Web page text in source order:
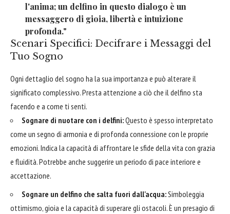
l'anima; un delfino in questo dialogo è un
messaggero di gioia, libertà e intuizione
profonda."
Scenari Specifici: Decifrare i Messaggi del
Tuo Sogno
Ogni dettaglio del sogno ha la sua importanza e può alterare il
significato complessivo. Presta attenzione a ciò che il delfino sta
facendo e a come ti senti.
Sognare di nuotare con i delfini:Questo è spesso interpretato
come un segno di armonia e di profonda connessione con le proprie
emozioni. Indica la capacità di affrontare le sfide della vita con grazia
e fluidità. Potrebbe anche suggerire un periodo di pace interiore e
accettazione.
Sognare un delfino che salta fuori dall'acqua:Simboleggia
ottimismo, gioia e la capacità di superare gli ostacoli. È un presagio di